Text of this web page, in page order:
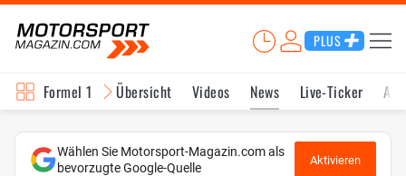
PLUS
Formel 1 Übersicht Videos News Live-Ticker
Wählen Sie Motorsport-Magazin.com als
bevorzugte Google-Quelle
Aktivieren